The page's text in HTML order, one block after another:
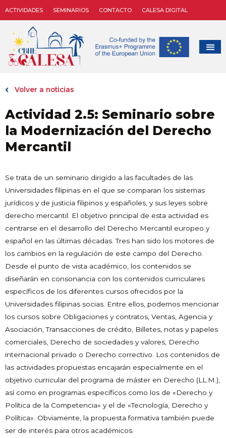
ACTIVIDADES SEMINARIOS CONTACTO CALESA DIGITAL
Volver a noticias
Actividad 2.5: Seminario sobre
la Modernización del Derecho
Mercantil
Se trata de un seminario dirigido a las facultades de las
Universidades filipinas en el que se comparan los sistemas
jurídicos y de justicia filipinos y españoles, y sus leyes sobre
derecho mercantil. El objetivo principal de esta actividad es
centrarse en el desarrollo del Derecho Mercantil europeo y
español en las últimas décadas. Tres han sido los motores de
los cambios en la regulación de este campo del Derecho.
Desde el punto de vista académico, los contenidos se
diseñarán en consonancia con los contenidos curriculares
específicos de los diferentes cursos ofrecidos por la
Universidades filipinas socias. Entre ellos, podemos mencionar
los cursos sobre Obligaciones y contratos, Ventas, Agencia y
Asociación, Transacciones de crédito, Billetes, notas y papeles
comerciales, Derecho de sociedades y valores, Derecho
internacional privado o Derecho correctivo. Los contenidos de
las actividades propuestas encajarán especialmente en el
objetivo curricular del programa de máster en Derecho (LL.M.),
así como en programas específicos como los de «Derecho y
Política de la Competencia» y el de «Tecnología, Derecho y
Política». Obviamente, la propuesta formativa también puede
ser de interés para otros académicos.